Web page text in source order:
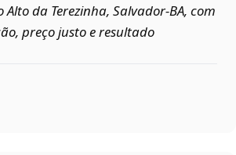
da Terezinha, Salvador‑BA, com
preço justo e resultado